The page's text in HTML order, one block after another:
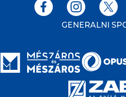
GENERALNI